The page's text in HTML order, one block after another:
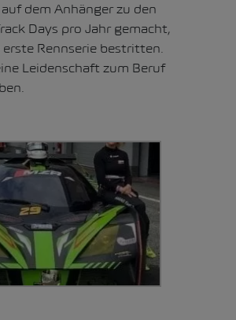
dem Anhänger zu den
Days pro Jahr gemacht,
Rennserie bestritten.
Leidenschaft zum Beruf